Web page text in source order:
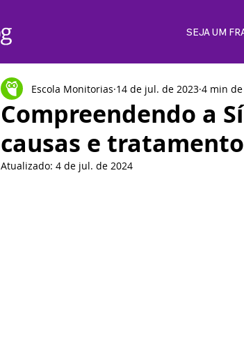
SEJA UM
Compreendendo a
causas e
Escola Monitorias 14 de jul. de 2023 4 min
Atualizado: 4 de jul. de 2024